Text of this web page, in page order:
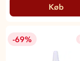
Køb
-69%